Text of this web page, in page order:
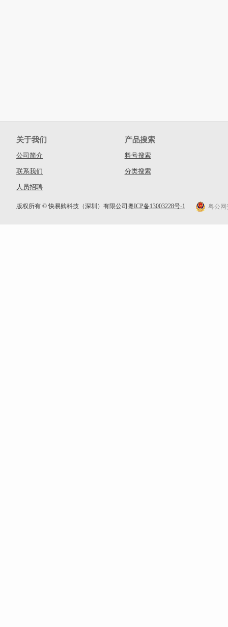
关于我们
公司简介
联系我们
人员招聘
产品搜索
料号搜索
分类搜索
版权所有 © 快易购科技（深圳）有限公司 粤ICP备13003228号-1 粤公网